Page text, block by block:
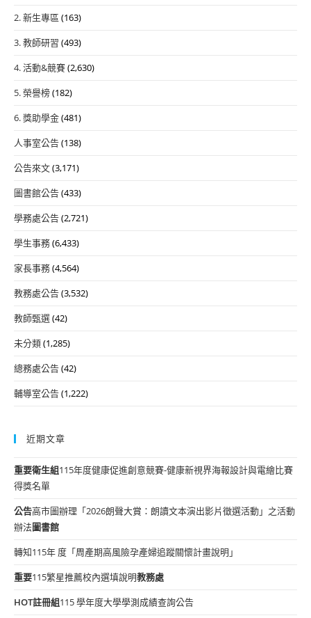
2. 新生專區 (163)
3. 教師研習 (493)
4. 活動&競賽(2,630)
5. 榮譽榜(182)
6. 獎助學金(481)
人事室公告(138)
公告來文(3,171)
圖書館公告(433)
學務處公告(2,721)
學生事務(6,433)
家長事務(4,564)
教務處公告(3,532)
教師甄選(42)
未分類(1,285)
總務處公告(42)
輔導室公告(1,222)
近期文章
重要衛生組115年度健康促進創意競賽-健康新視界海報設計與電繪比賽
得獎名單
公告高市圖辦理「2026朗聲大賞：朗讀文本演出影片徵選活動」之活動
辦法圖書館
轉知115年 度「周產期高風險孕產婦追蹤關懷計畫說明」
重要115繁星推薦校內選填說明教務處
HOT註冊組115 學年度大學學測成績查詢公告